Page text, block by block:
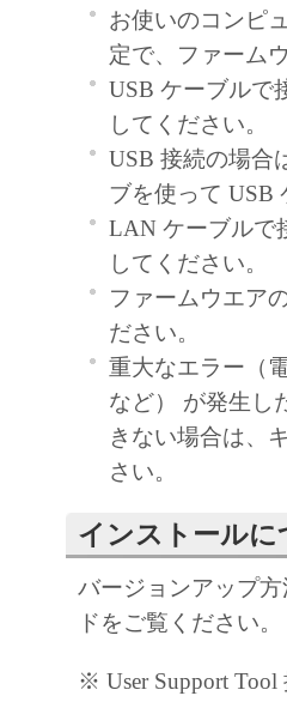
お使いのコンピ
定で、ファーム
USB ケーブルで
してください。
USB 接続の場合
ブを使って USB
LAN ケーブルで
してください。
ファームウエア
ださい。
重大なエラー（
など） が発生し
きない場合は、
さい。
インストールに
バージョンアップ方
ドをご覧ください。
※ User Support